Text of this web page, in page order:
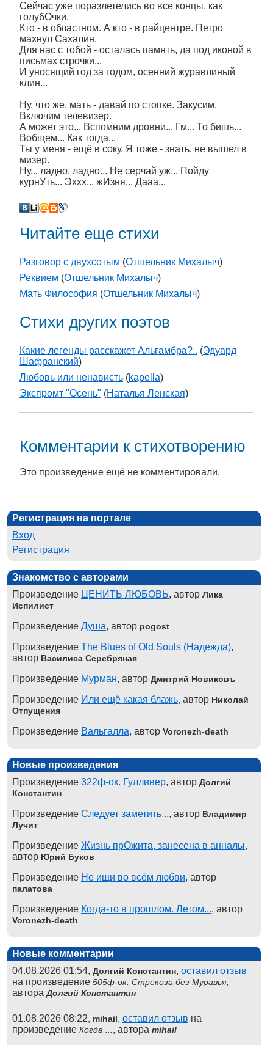
Сейчас уже поразлетелись во все концы, как
голубОчки.
Кто - в областном. А кто - в райцентре. Петро
махнул Сахалин.
Для нас с тобой - осталась память, да под иконой в
письмах строчки...
И уносящий год за годом, осенний журавлиный
клин...
Ну, что же, мать - давай по стопке. Закусим.
Включим телевизер.
А может это... Вспомним дровни... Гм... То бишь...
Вобщем... Как тогда...
Ты у меня - ещё в соку. Я тоже - знать, не вышел в
мизер.
Ну... ладно, ладно... Не серчай уж... Пойду
курнУть... Эххх... жИзня... Дааа...
Читайте еще стихи
Разговор с двухсотым (Отшельник Михалыч)
Реквием (Отшельник Михалыч)
Мать Философия (Отшельник Михалыч)
Стихи других поэтов
Какие легенды расскажет Альгамбра?.. (Эдуард
Шафранский)
Любовь или ненависть (kapella)
Экспромт "Осень" (Наталья Ленская)
Комментарии к стихотворению
Это произведение ещё не комментировали.
Регистрация на портале
Вход
Регистрация
Знакомство с авторами
Произведение ЦЕНИТЬ ЛЮБОВЬ, автор Лика
Испилист
Произведение Душа, автор pogost
Произведение The Blues of Old Souls (Надежда),
автор Василиса Серебряная
Произведение Мурман, автор Дмитрий Новиковъ
Произведение Или ещё какая блажь, автор Николай
Отпущения
Произведение Вальгалла, автор Voronezh-death
Новые произведения
Произведение 322ф-ок. Гулливер, автор Долгий
Константин
Произведение Следует заметить..., автор Владимир
Лучит
Произведение Жизнь прОжита, занесена в анналы,
автор Юрий Буков
Произведение Не ищи во всём любви, автор
палатова
Произведение Когда-то в прошлом. Летом..., автор
Voronezh-death
Новые комментарии
04.08.2026 01:54, Долгий Константин, оставил отзыв
на произведение 505ф-ок. Стрекоза без Муравья,
автораДолгий Константин
01.08.2026 08:22, mihail, оставил отзыв на
произведение Когда ... , автора mihail